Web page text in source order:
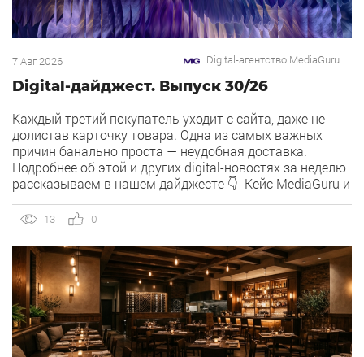
7 Авг 2026 Digital-агентство MediaGuru
Digital-дайджест. Выпуск 30/26
Каждый третий покупатель уходит с сайта, даже не
долистав карточку товара. Одна из самых важных
причин банально проста — неудобная доставка.
Подробнее об этой и других digital-новостях за неделю
рассказываем в нашем дайджесте 👇 Кейс MediaGuru и
Агентство продвигает ресторан OSH by Урюк в
геоперформансе […]
13 0